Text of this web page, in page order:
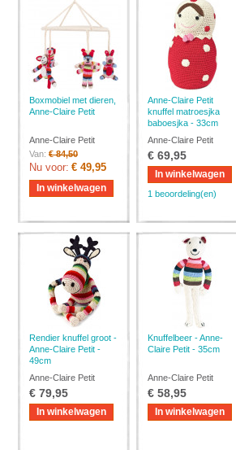
Boxmobiel met dieren,
Anne-Claire Petit
Anne-Claire Petit
Van: € 84,50
Nu voor: € 49,95
In winkelwagen
Anne-Claire Petit
knuffel matroesjka
baboesjka - 33cm
Anne-Claire Petit
€ 69,95
In winkelwagen
1 beoordeling(en)
Rendier knuffel groot -
Anne-Claire Petit -
49cm
Anne-Claire Petit
€ 79,95
In winkelwagen
Knuffelbeer - Anne-
Claire Petit - 35cm
Anne-Claire Petit
€ 58,95
In winkelwagen